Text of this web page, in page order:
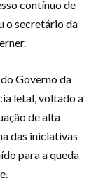
contínuo de
o secretário da
Governo da
letal, voltado a
de alta
das iniciativas
para a queda